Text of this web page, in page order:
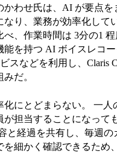
わせ氏は、AI が要点を
なり、業務が効率化して
べ、作業時間は 3分の1
能を持つ AI ボイスレコ
スなどを利用し、Claris
だ。
化にとどまらない。 一人
担当することになっても
と経過を共有し、毎週の
を細かく確認できるため